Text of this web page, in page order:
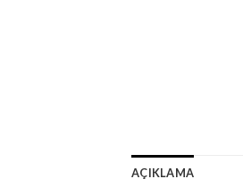
AÇIKLAMA